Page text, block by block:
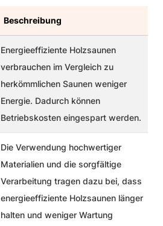
Beschreibung
Energieeffiziente Holzsaunen
verbrauchen im Vergleich zu
herkömmlichen Saunen weniger
Energie. Dadurch können
Betriebskosten eingespart werden.
Die Verwendung hochwertiger
Materialien und die sorgfältige
Verarbeitung tragen dazu bei, dass
energieeffiziente Holzsaunen länger
halten und weniger Wartung